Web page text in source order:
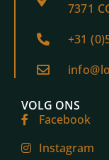
7371
+31
VOLG ONS
Facebook
Instagram